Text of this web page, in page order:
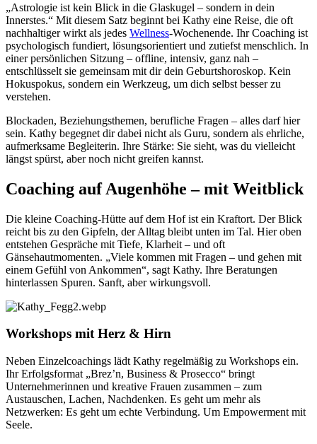
„Astrologie ist kein Blick in die Glaskugel – sondern in dein
Innerstes.“ Mit diesem Satz beginnt bei Kathy eine Reise, die oft
nachhaltiger wirkt als jedes Wellness-Wochenende. Ihr Coaching ist
psychologisch fundiert, lösungsorientiert und zutiefst menschlich. In
einer persönlichen Sitzung – offline, intensiv, ganz nah –
entschlüsselt sie gemeinsam mit dir dein Geburtshoroskop. Kein
Hokuspokus, sondern ein Werkzeug, um dich selbst besser zu
verstehen.
Blockaden, Beziehungsthemen, berufliche Fragen – alles darf hier
sein. Kathy begegnet dir dabei nicht als Guru, sondern als ehrliche,
aufmerksame Begleiterin. Ihre Stärke: Sie sieht, was du vielleicht
längst spürst, aber noch nicht greifen kannst.
Coaching auf Augenhöhe – mit Weitblick
Die kleine Coaching-Hütte auf dem Hof ist ein Kraftort. Der Blick
reicht bis zu den Gipfeln, der Alltag bleibt unten im Tal. Hier oben
entstehen Gespräche mit Tiefe, Klarheit – und oft
Gänsehautmomenten. „Viele kommen mit Fragen – und gehen mit
einem Gefühl von Ankommen“, sagt Kathy. Ihre Beratungen
hinterlassen Spuren. Sanft, aber wirkungsvoll.
Workshops mit Herz & Hirn
Neben Einzelcoachings lädt Kathy regelmäßig zu Workshops ein.
Ihr Erfolgsformat „Brez’n, Business & Prosecco“ bringt
Unternehmerinnen und kreative Frauen zusammen – zum
Austauschen, Lachen, Nachdenken. Es geht um mehr als
Netzwerken: Es geht um echte Verbindung. Um Empowerment mit
Seele.